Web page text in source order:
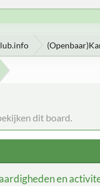
dit board.
en